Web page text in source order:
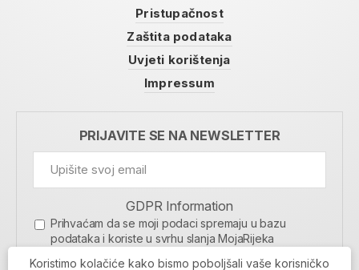
Pristupačnost
Zaštita podataka
Uvjeti korištenja
Impressum
PRIJAVITE SE NA NEWSLETTER
GDPR Information
Prihvaćam da se moji podaci spremaju u bazu
podataka i koriste u svrhu slanja MojaRijeka
Koristimo kolačiće kako bismo poboljšali vaše korisničko